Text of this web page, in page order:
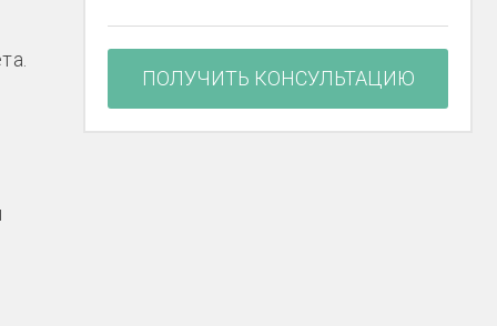
ПОЛУЧИТЬ КОНСУЛЬТАЦИЮ